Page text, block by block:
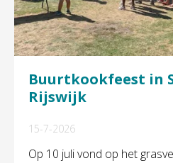
Buurtkookfeest in
Rijswijk
15-7-2026
Op 10 juli vond op het